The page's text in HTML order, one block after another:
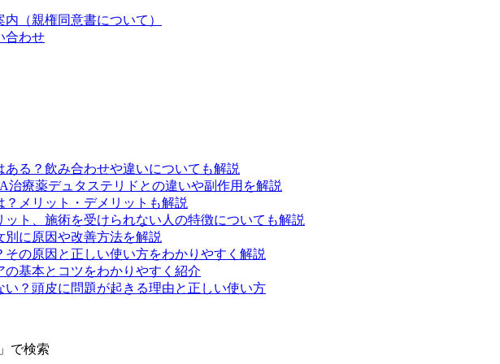
（親権同意書について）
合わせ
る？飲み合わせや違いについても解説
治療薬デュタステリドとの違いや副作用を解説
メリット・デメリットも解説
ト、施術を受けられない人の特徴についても解説
に原因や改善方法を解説
の原因と正しい使い方をわかりやすく解説
基本とコツをわかりやすく紹介
？頭皮に問題が起きる理由と正しい使い方